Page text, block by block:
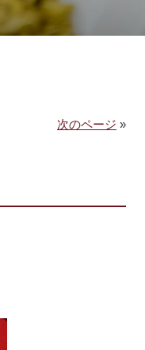
次のページ »